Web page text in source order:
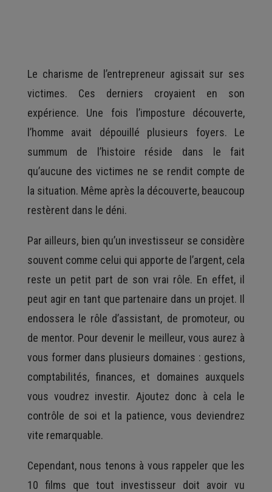
Le charisme de l’entrepreneur agissait sur ses
victimes. Ces derniers croyaient en son
expérience. Une fois l’imposture découverte,
l’homme avait dépouillé plusieurs foyers. Le
summum de l’histoire réside dans le fait
qu’aucune des victimes ne se rendit compte de
la situation. Même après la découverte, beaucoup
restèrent dans le déni.
Par ailleurs, bien qu’un investisseur se considère
souvent comme celui qui apporte de l’argent, cela
reste un petit part de son vrai rôle. En effet, il
peut agir en tant que partenaire dans un projet. Il
endossera le rôle d’assistant, de promoteur, ou
de mentor. Pour devenir le meilleur, vous aurez à
vous former dans plusieurs domaines : gestions,
comptabilités, finances, et domaines auxquels
vous voudrez investir. Ajoutez donc à cela le
contrôle de soi et la patience, vous deviendrez
vite remarquable.
Cependant, nous tenons à vous rappeler que les
10 films que tout investisseur doit avoir vu